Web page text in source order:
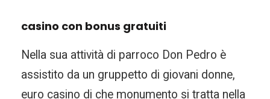
casino con bonus gratuiti
Nella sua attività di parroco Don Pedro è
assistito da un gruppetto di giovani donne,
euro casino di che monumento si tratta nella